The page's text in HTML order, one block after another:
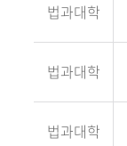
법과대학
법과대학
법과대학